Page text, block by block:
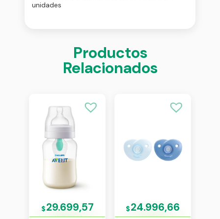
unidades
Productos
Relacionados
$29.699,57 $24.996,66